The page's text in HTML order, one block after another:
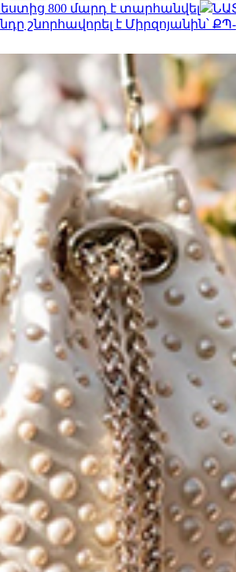
800 մարդ է տարհանվել
շնորհավորել է Միրզոյանին՝